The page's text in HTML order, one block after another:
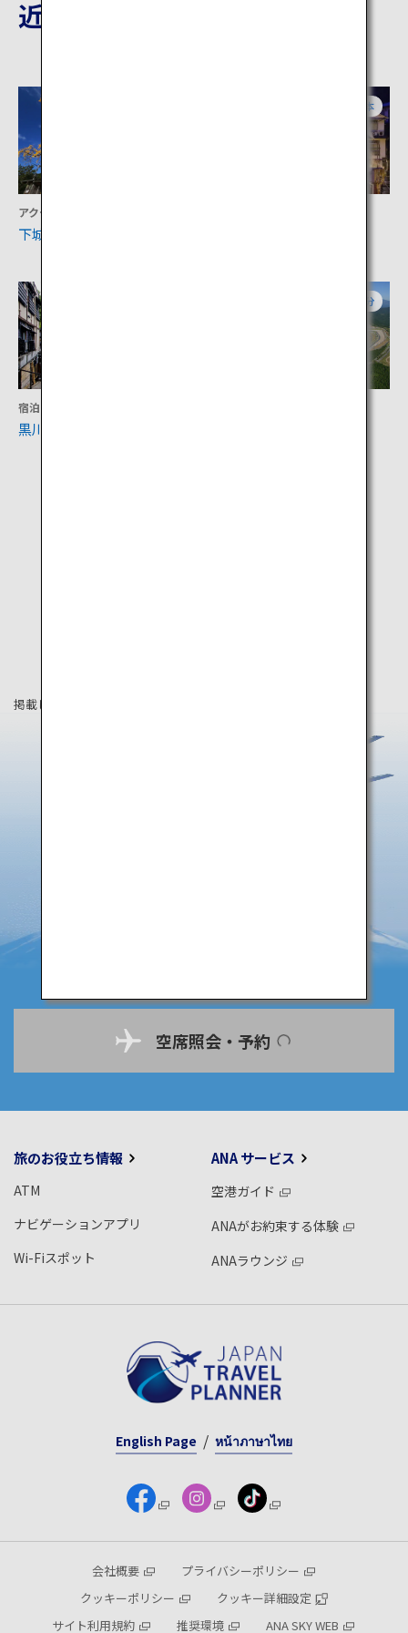
近隣の観光地
アクティビティ
下城
熊本
宿泊
黒川温泉と深山山荘
大分
掲載している情報は2024年12月時点の情報です。
空席照会・予約
旅のお役立ち情報
ATM
ナビゲーションアプリ
Wi-Fiスポット
ANA サービス
空港ガイド
ANAがお約束する体験
ANAラウンジ
English Page หน้าภาษาไทย
会社概要
プライバシーポリシー
クッキーポリシー
クッキー詳細設定
サイト利用規約
推奨環境 ANA SKY WEB